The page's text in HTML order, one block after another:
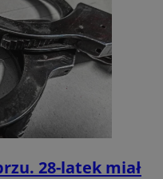
28-latek miał